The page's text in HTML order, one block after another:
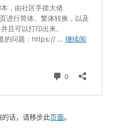
话，请移步此页面。